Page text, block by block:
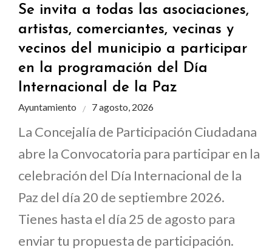
Se invita a todas las asociaciones,
artistas, comerciantes, vecinas y
vecinos del municipio a participar
en la programación del Día
Internacional de la Paz
Ayuntamiento 7 agosto, 2026
La Concejalía de Participación Ciudadana
abre la Convocatoria para participar en la
celebración del Día Internacional de la
Paz del día 20 de septiembre 2026.
Tienes hasta el día 25 de agosto para
enviar tu propuesta de participación.